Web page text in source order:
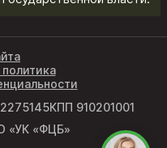
КПП 910201001
«УК «ФЦБ»